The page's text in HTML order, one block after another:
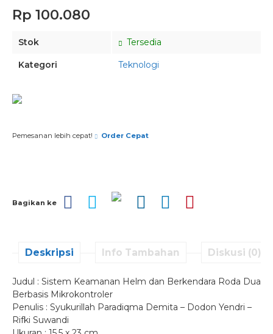
Rp 100.080
Stok Tersedia
Kategori Teknologi
Pemesanan lebih cepat! Order Cepat
Bagikan ke
Deskripsi Info Tambahan Diskusi (0)
Judul : Sistem Keamanan Helm dan Berkendara Roda Dua
Berbasis Mikrokontroler
Penulis : Syukurillah Paradiqma Demita – Dodon Yendri –
Rifki Suwandi